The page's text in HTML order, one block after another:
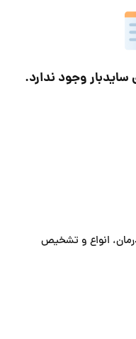
وجود ندارد.
انواع و تشخیص